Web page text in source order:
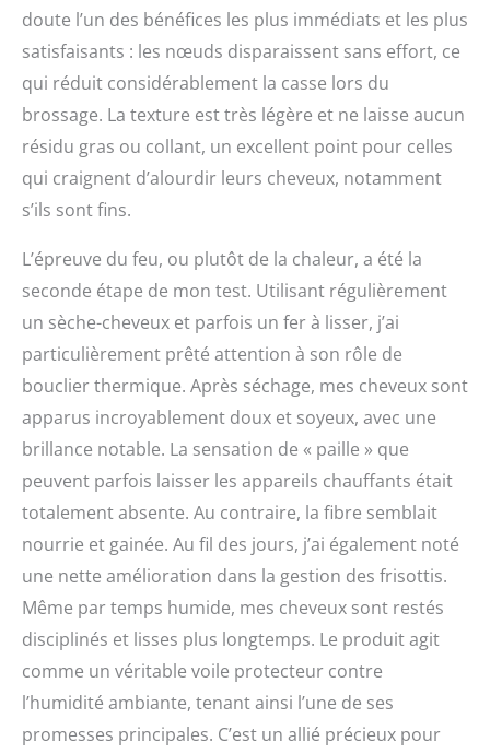
doute l’un des bénéfices les plus immédiats et les plus
satisfaisants : les nœuds disparaissent sans effort, ce
qui réduit considérablement la casse lors du
brossage. La texture est très légère et ne laisse aucun
résidu gras ou collant, un excellent point pour celles
qui craignent d’alourdir leurs cheveux, notamment
s’ils sont fins.
L’épreuve du feu, ou plutôt de la chaleur, a été la
seconde étape de mon test. Utilisant régulièrement
un sèche-cheveux et parfois un fer à lisser, j’ai
particulièrement prêté attention à son rôle de
bouclier thermique. Après séchage, mes cheveux sont
apparus incroyablement doux et soyeux, avec une
brillance notable. La sensation de « paille » que
peuvent parfois laisser les appareils chauffants était
totalement absente. Au contraire, la fibre semblait
nourrie et gainée. Au fil des jours, j’ai également noté
une nette amélioration dans la gestion des frisottis.
Même par temps humide, mes cheveux sont restés
disciplinés et lisses plus longtemps. Le produit agit
comme un véritable voile protecteur contre
l’humidité ambiante, tenant ainsi l’une de ses
promesses principales. C’est un allié précieux pour